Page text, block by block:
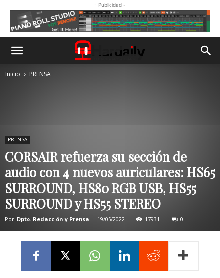
- Publicidad -
Inicio PRENSA
PRENSA
CORSAIR refuerza su sección de
audio con 4 nuevos auriculares: HS65
SURROUND, HS80 RGB USB, HS55
SURROUND y HS55 STEREO
Por Dpto. Redacción y Prensa - 19/05/2022 17931 0